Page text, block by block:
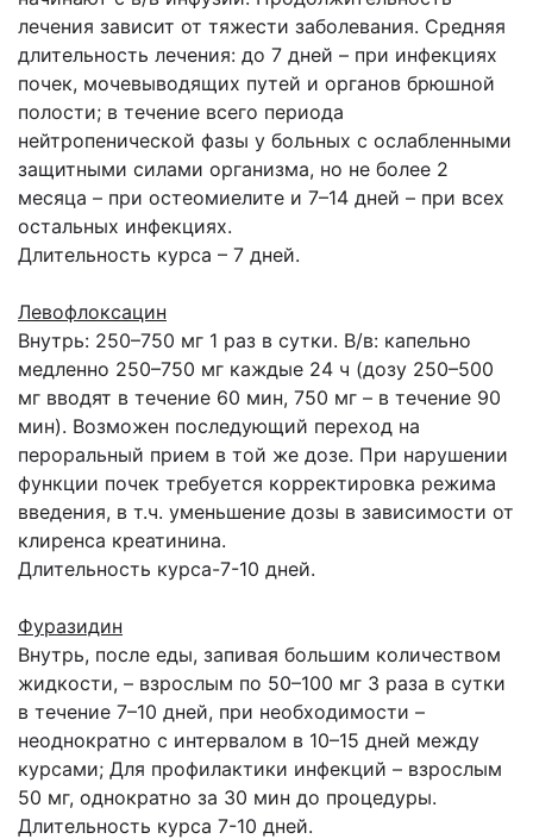
лечения зависит от тяжести заболевания. Средняя
длительность лечения: до 7 дней – при инфекциях
почек, мочевыводящих путей и органов брюшной
полости; в течение всего периода
нейтропенической фазы у больных с ослабленными
защитными силами организма, но не более 2
месяца – при остеомиелите и 7–14 дней – при всех
остальных инфекциях.
Длительность курса – 7 дней.
Левофлоксацин
Внутрь: 250–750 мг 1 раз в сутки. В/в: капельно
медленно 250–750 мг каждые 24 ч (дозу 250–500
мг вводят в течение 60 мин, 750 мг – в течение 90
мин). Возможен последующий переход на
пероральный прием в той же дозе. При нарушении
функции почек требуется корректировка режима
введения, в т.ч. уменьшение дозы в зависимости от
клиренса креатинина.
Длительность курса-7-10 дней.
Фуразидин
Внутрь, после еды, запивая большим количеством
жидкости, – взрослым по 50–100 мг 3 раза в сутки
в течение 7–10 дней, при необходимости –
неоднократно с интервалом в 10–15 дней между
курсами; Для профилактики инфекций – взрослым
50 мг, однократно за 30 мин до процедуры.
Длительность курса 7-10 дней.